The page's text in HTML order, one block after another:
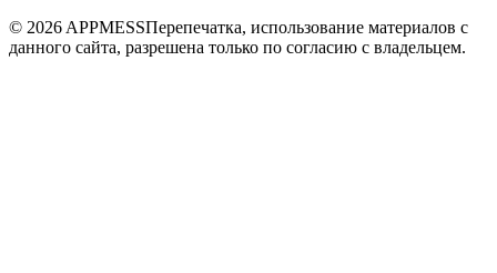
© 2026 APPMESSПерепечатка, использование материалов с
данного сайта, разрешена только по согласию с владельцем.